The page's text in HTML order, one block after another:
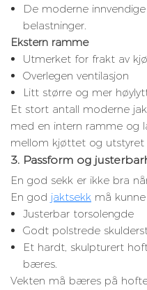
De moderne
belastninger.
Ekstern ramme
Utmerket for frakt av
Overlegen ventilasjon
Litt større og mer
Et stort antall moderne
med en intern ramme og
mellom kjøttet og utstyret
3. Passform og
En god sekk er ikke bra
En god jaktsekk må
Justerbar torsolengde
Godt polstrede
Et hardt, skulpturert
bæres.
Vekten må bæres på